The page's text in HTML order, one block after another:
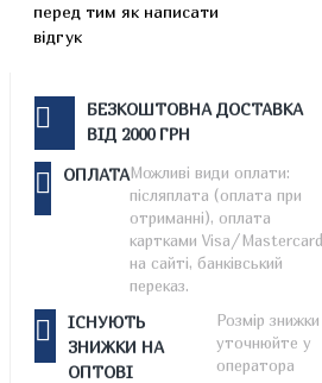
перед тим як написати
відгук
БЕЗКОШТОВНА ДОСТАВКА
ВІД 2000 ГРН
ОПЛАТАМожливі види оплати:
післяплата (оплата при
отриманні), оплата
картками Visa/Mastercard
на сайті, банківський
переказ.
ІСНУЮТЬ
ЗНИЖКИ НА
ОПТОВІ
Розмір знижки
уточнюйте у
оператора